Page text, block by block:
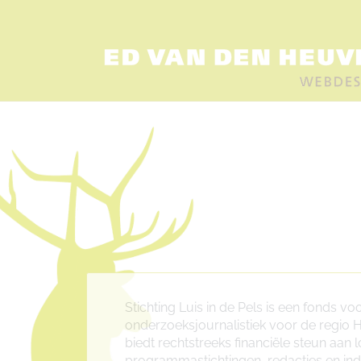
Stichting Luis in de Pels is een fonds
onderzoeksjournalistiek voor de regio
biedt rechtstreeks financiële steun aan